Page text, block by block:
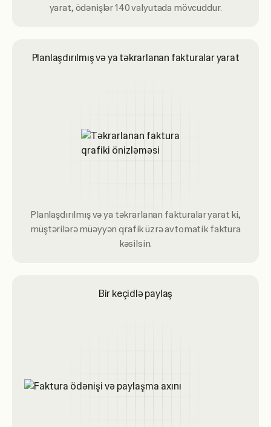
yarat, ödənişlər 140 valyutada mövcuddur.
Planlaşdırılmış və ya təkrarlanan fakturalar yarat
Planlaşdırılmış və ya təkrarlanan fakturalar yarat ki,
müştərilərə müəyyən qrafik üzrə avtomatik faktura
kəsilsin.
Bir keçidlə paylaş